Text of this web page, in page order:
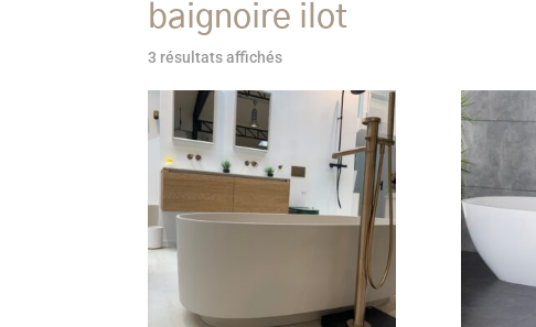
baignoire ilot
3 résultats affichés